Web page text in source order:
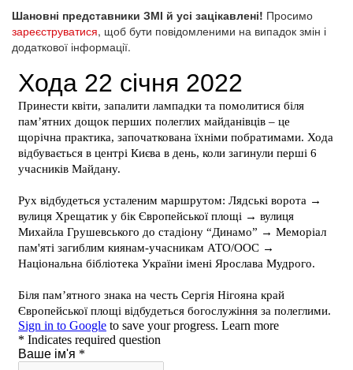
Шановні представники ЗМІ й усі зацікавлені! Просимо
зареєструватися, щоб бути повідомленими на випадок змін і
додаткової інформації.